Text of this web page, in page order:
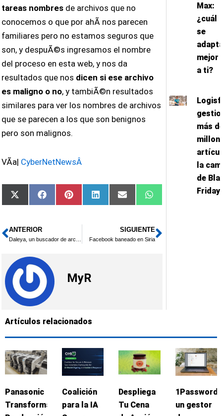
tareas nombres de archivos que no
conocemos o que por ahÃ­ nos parecen
familiares pero no estamos seguros que
son, y despuÃ©s ingresamos el nombre
del proceso en esta web, y nos da
resultados que nos dicen si ese archivo
es maligno o no, y tambiÃ©n resultados
similares para ver los nombres de archivos
que se parecen a los que son benignos
pero son malignos.
VÃ­a| CyberNetNewsÂ
Compartir
en
X
(Twitter)
Compartir
en
FacebookCompartir
en
PinterestCompartir
en
LinkedInCompartir
en
Email
Compartir
en
WhatsApp
Ant
ANTERIOR SIGUIENTE
Facebook baneado en SiriaSiguiente
MyR
Max:
¿cuál
se
mejor
a ti?
más
la
de
Friday
Artículos relacionados
Panasonic
Transforma
Coalición
para la IA
Despliega
Tu Cena
1Password:
un gestor